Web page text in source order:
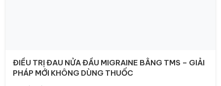
ĐIỀU TRỊ ĐAU NỬA ĐẦU MIGRAINE BẰNG TMS – GIẢI
PHÁP MỚI KHÔNG DÙNG THUỐC